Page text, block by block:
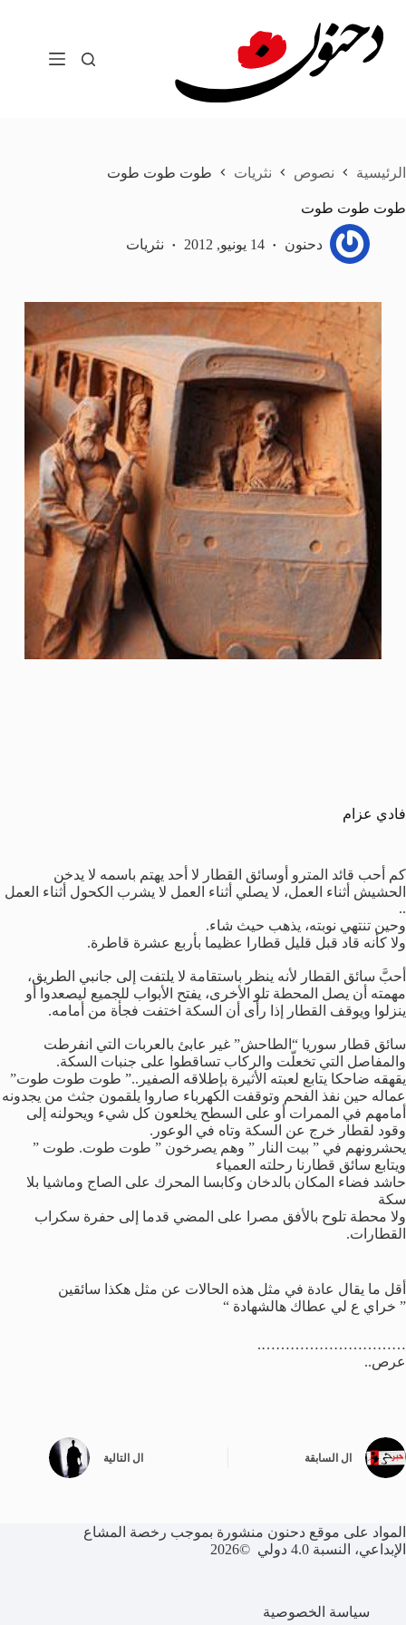
المحتوى
الرئيسية نصوص نثريات طوت طوت طوت
طوت طوت طوت
دحنون 14 يونيو, 2012 نثريات
فادي عزام
كم أحب قائد المترو أوسائق القطار لا أحد يهتم باسمه لا يدخن
الحشيش أثناء العمل، لا يصلي أثناء العمل لا يشرب الكحول أثناء العمل
..
وحين تنتهي نوبته، يذهب حيث شاء.
ولا كأنه قاد قبل قليل قطارا عظيما بأربع عشرة قاطرة.
أحبَّ سائق القطار لأنه ينظر باستقامة لا يلتفت إلى جانبي الطريق،
مهمته أن يصل المحطة تلو الأخرى، يفتح الأبواب للجميع ليصعدوا أو
ينزلوا ويوقف القطار إذا رأى أن السكة اختفت فجأة من أمامه.
سائق قطار سوريا “الطاحش” غير عابئ بالعربات التي انفرطت
والمفاصل التي تخعلّت والركاب تساقطوا على جنبات السكة.
يقهقه ضاحكا يتابع لعبته الأثيرة بإطلاقه الصفير..” طوت طوت طوت”
عماله حين نفذ الفحم وتوقفت الكهرباء صاروا يلقمون جثث من يجدونه
أمامهم في الممرات أو على السطح يخلعون كل شيء ويحولنه إلى
وقود لقطار خرج عن السكة وتاه في الوعور.
يحشرونهم في ” بيت النار ” وهم يصرخون ” طوت طوت. طوت ”
ويتابع سائق قطارنا رحلته العمياء
حاشد فضاء المكان بالدخان وكابسا المحرك على الصاج وماشيا بلا
سكة
ولا محطة تلوح بالأفق مصرا على المضي قدما إلى حفرة سكراب
القطارات.
أقل ما يقال عادة في مثل هذه الحالات عن مثل هكذا سائقين
” خراي ع لي عطاك هالشهادة “
………………………….
عرص..
ال السابقة ال التالية
المواد على موقع دحنون منشورة بموجب رخصة المشاع
الإبداعي، النسبة 4.0 دولي ©2026
سياسة الخصوصية